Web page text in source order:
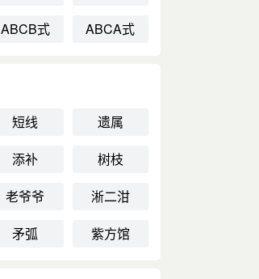
ABCB式 ABCA式
短线
遗属
添补
树枝
老爷爷
淅二泔
矛弧 紫方馆